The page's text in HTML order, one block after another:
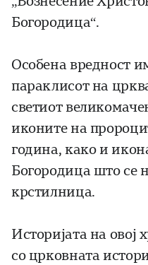
Богородица“.
Особена вредност
параклисот на
светиот
иконите на
година, како и
Богородица што се
крстилница.
Историјата на овој
со црковната